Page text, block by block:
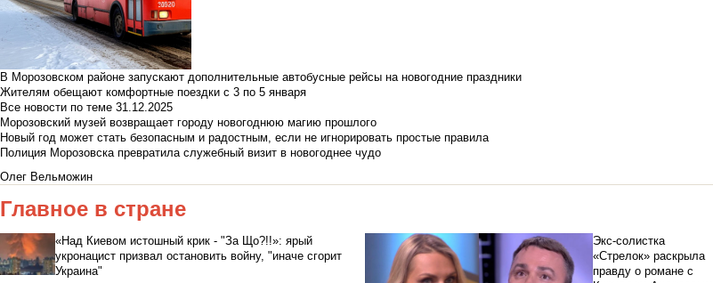
В Морозовском районе запускают дополнительные автобусные рейсы на новогодние праздники
Жителям обещают комфортные поездки с 3 по 5 января
Все новости по теме 31.12.2025
Морозовский музей возвращает городу новогоднюю магию прошлого
Новый год может стать безопасным и радостным, если не игнорировать простые правила
Полиция Морозовска превратила служебный визит в новогоднее чудо
Олег Вельможин
Главное в стране
«Над Киевом истошный крик - "За Що?!!»: ярый
укронацист призвал остановить войну, "иначе сгорит
Украина"
Экс-солистка
«Стрелок» раскрыла
правду о романе с